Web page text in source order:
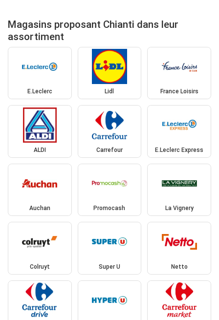
Magasins proposant Chianti dans leur
assortiment
E.Leclerc Lidl France Loisirs
ALDI Carrefour E.Leclerc Express
Auchan Promocash La Vignery
Colruyt Super U Netto